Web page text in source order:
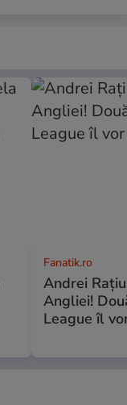
Fanatik.ro
Andrei
Angliei!
League îl